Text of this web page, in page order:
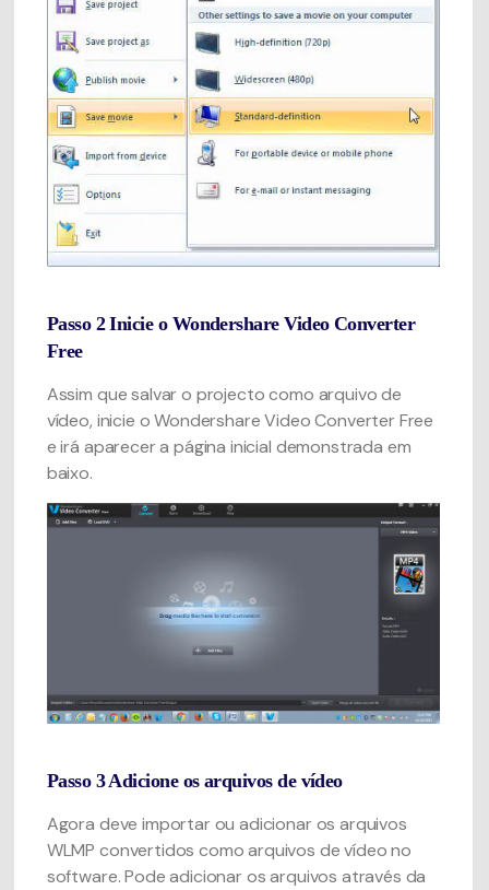
Passo 2Inicie o Wondershare Video Converter
Free
Assim que salvar o projecto como arquivo de
vídeo, inicie o Wondershare Video Converter Free
e irá aparecer a página inicial demonstrada em
baixo.
Passo 3Adicione os arquivos de vídeo
Agora deve importar ou adicionar os arquivos
WLMP convertidos como arquivos de vídeo no
software. Pode adicionar os arquivos através da